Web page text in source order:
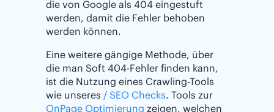
die von Google als 404 eingestuft
werden, damit die Fehler behoben
werden können.
Eine weitere gängige Methode, über
die man Soft 404-Fehler finden kann,
ist die Nutzung eines Crawling-Tools
wie unseres / SEO Checks. Tools zur
OnPage Optimierung zeigen, welchen